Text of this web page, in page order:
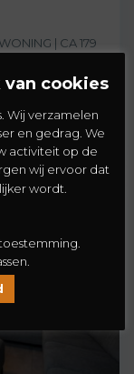
| CA 179
cookies
Wij verzamelen
en gedrag. We
activiteit op de
wij ervoor dat
wordt.